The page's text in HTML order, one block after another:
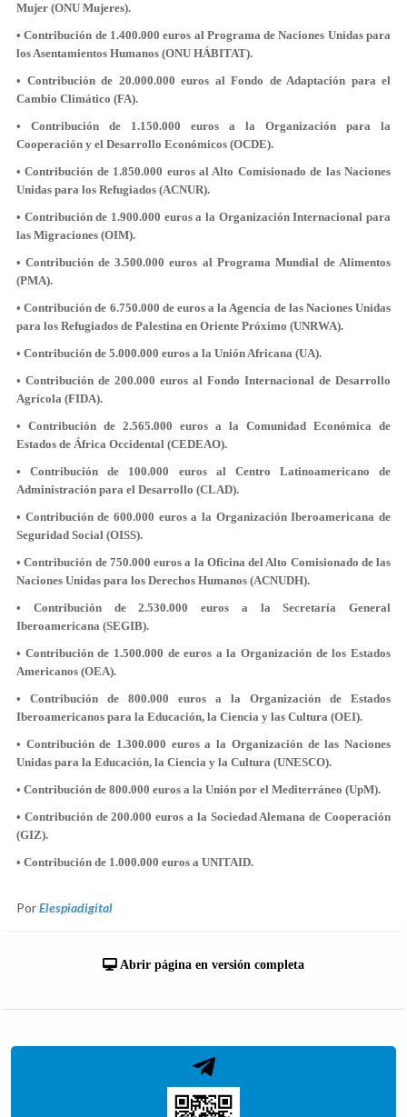
Mujer (ONU Mujeres).
• Contribución de 1.400.000 euros al Programa de Naciones Unidas para
los Asentamientos Humanos (ONU HÁBITAT).
• Contribución de 20.000.000 euros al Fondo de Adaptación para el
Cambio Climático (FA).
• Contribución de 1.150.000 euros a la Organización para la
Cooperación y el Desarrollo Económicos (OCDE).
• Contribución de 1.850.000 euros al Alto Comisionado de las Naciones
Unidas para los Refugiados (ACNUR).
• Contribución de 1.900.000 euros a la Organización Internacional para
las Migraciones (OIM).
• Contribución de 3.500.000 euros al Programa Mundial de Alimentos
(PMA).
• Contribución de 6.750.000 de euros a la Agencia de las Naciones Unidas
para los Refugiados de Palestina en Oriente Próximo (UNRWA).
• Contribución de 5.000.000 euros a la Unión Africana (UA).
• Contribución de 200.000 euros al Fondo Internacional de Desarrollo
Agrícola (FIDA).
• Contribución de 2.565.000 euros a la Comunidad Económica de
Estados de África Occidental (CEDEAO).
• Contribución de 100.000 euros al Centro Latinoamericano de
Administración para el Desarrollo (CLAD).
• Contribución de 600.000 euros a la Organización Iberoamericana de
Seguridad Social (OISS).
• Contribución de 750.000 euros a la Oficina del Alto Comisionado de las
Naciones Unidas para los Derechos Humanos (ACNUDH).
• Contribución de 2.530.000 euros a la Secretaría General
Iberoamericana (SEGIB).
• Contribución de 1.500.000 de euros a la Organización de los Estados
Americanos (OEA).
• Contribución de 800.000 euros a la Organización de Estados
Iberoamericanos para la Educación, la Ciencia y las Cultura (OEI).
• Contribución de 1.300.000 euros a la Organización de las Naciones
Unidas para la Educación, la Ciencia y la Cultura (UNESCO).
• Contribución de 800.000 euros a la Unión por el Mediterráneo (UpM).
• Contribución de 200.000 euros a la Sociedad Alemana de Cooperación
(GIZ).
• Contribución de 1.000.000 euros a UNITAID.
PorElespiadigital
Abrir página en versión completa